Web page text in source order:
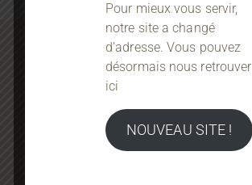
SABER MÁS
Pour mieux vous servir,
notre site a changé
d’adresse. Vous pouvez
désormais nous retrouver
ici
NOUVEAU SITE !